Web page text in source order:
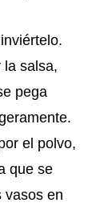
la salsa,
pega
el polvo,
que se
vasos en